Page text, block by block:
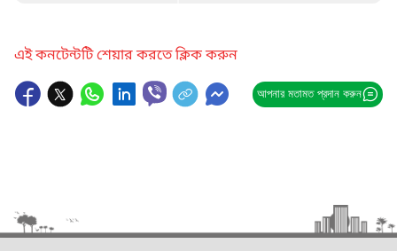
এই কনটেন্টটি শেয়ার করতে ক্লিক করুন
আপনার মতামত প্রদান করুন